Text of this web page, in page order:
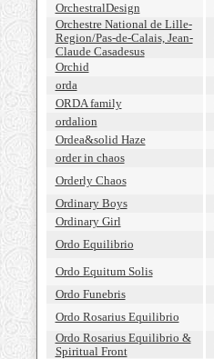
OrchestralDesign
Orchestre National de Lille-
Region/Pas-de-Calais, Jean-
Claude Casadesus
Orchid
orda
ORDA family
ordalion
Ordea&solid Haze
order in chaos
Orderly Chaos
Ordinary Boys
Ordinary Girl
Ordo Equilibrio
Ordo Equitum Solis
Ordo Funebris
Ordo Rosarius Equilibrio
Ordo Rosarius Equilibrio &
Spiritual Front